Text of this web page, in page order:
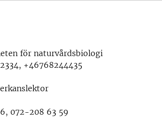
för naturvårdsbiologi
+46768244435
072-208 63 59